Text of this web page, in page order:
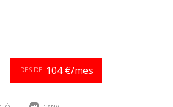
DES DE 104 €/mes